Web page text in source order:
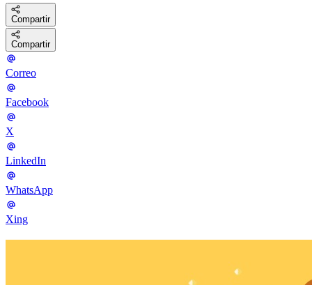
Compartir
Compartir
Correo
Facebook
X
LinkedIn
WhatsApp
Xing